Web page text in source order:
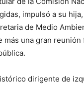
impulsó a su
de Medio
más una gran reunión
dirigente de